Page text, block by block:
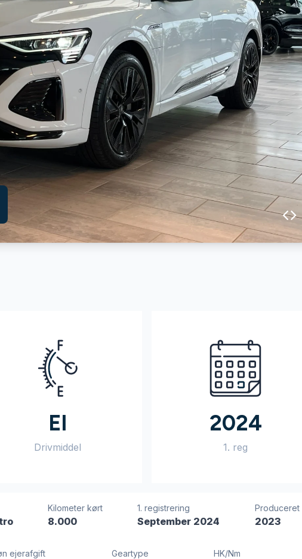
El
Drivmiddel
2024
1. reg
Kilometer kørt
8.000
1. registrering
September 2024
Produceret
2023
ejerafgift Geartype HK/Nm